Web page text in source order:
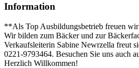
Information
**Als Top Ausbildungsbetrieb freuen
Wir bilden zum Bäcker und zur
Verkaufsleiterin Sabine Newrzella freut
0221-9793464. Besuchen Sie uns auch
Herzlich Willkommen!